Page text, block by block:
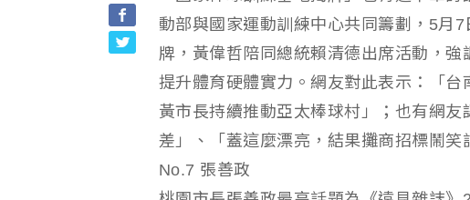
動部與國家運動訓練中心共同籌劃，5月
牌，黃偉哲陪同總統賴清德出席活動，強
提升體育硬體實力。網友對此表示：「
黃市長持續推動亞太棒球村」；也有網
差」、「蓋這麼漂亮，結果攤商招標鬧笑
No.7 張善政